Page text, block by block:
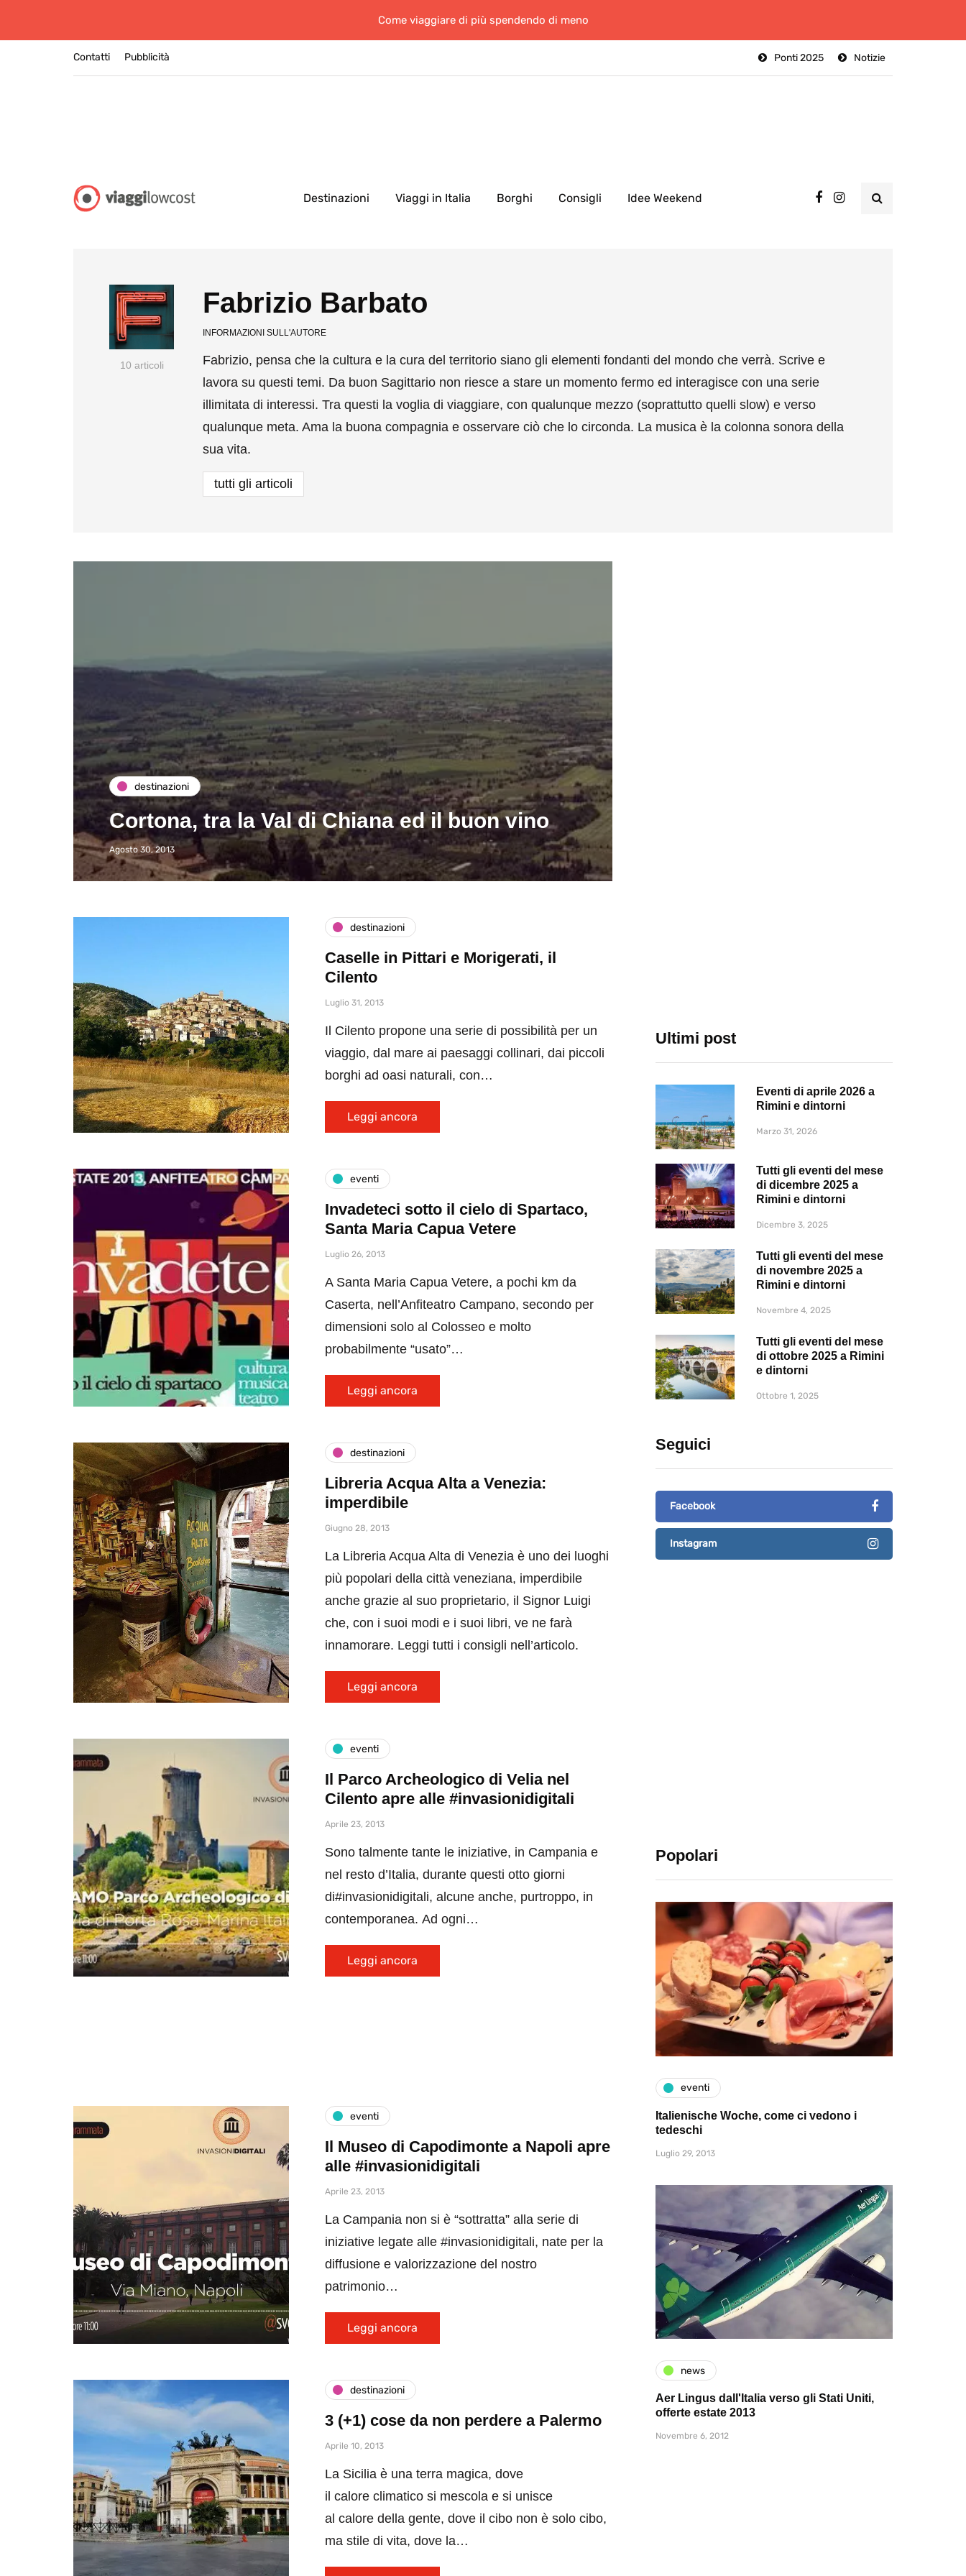
Come viaggiare di più spendendo di meno
Contatti Notizie
Ponti 2025
Pubblicità
Destinazioni Viaggi in Italia Borghi Consigli Idee Weekend
10 articoli
Fabrizio Barbato
INFORMAZIONI SULL'AUTORE
Fabrizio, pensa che la cultura e la cura del territorio siano gli elementi fondanti del mondo che verrà. Scrive e
lavora su questi temi. Da buon Sagittario non riesce a stare un momento fermo ed interagisce con una serie
illimitata di interessi. Tra questi la voglia di viaggiare, con qualunque mezzo (soprattutto quelli slow) e verso
qualunque meta. Ama la buona compagnia e osservare ciò che lo circonda. La musica è la colonna sonora della
sua vita.
tutti gli articoli
destinazioni
Cortona, tra la Val di Chiana ed il buon vino
Agosto 30, 2013
destinazioni
Caselle in Pittari e Morigerati, il
Cilento
Luglio 31, 2013
Il Cilento propone una serie di possibilità per un
viaggio, dal mare ai paesaggi collinari, dai piccoli
borghi ad oasi naturali, con…
Leggi ancora
eventi
Invadeteci sotto il cielo di Spartaco,
Santa Maria Capua Vetere
Luglio 26, 2013
A Santa Maria Capua Vetere, a pochi km da
Caserta, nell’Anfiteatro Campano, secondo per
dimensioni solo al Colosseo e molto
probabilmente “usato”…
Leggi ancora
destinazioni
Libreria Acqua Alta a Venezia:
imperdibile
Giugno 28, 2013
La Libreria Acqua Alta di Venezia è uno dei luoghi
più popolari della città veneziana, imperdibile
anche grazie al suo proprietario, il Signor Luigi
che, con i suoi modi e i suoi libri, ve ne farà
innamorare. Leggi tutti i consigli nell’articolo.
Leggi ancora
eventi
Il Parco Archeologico di Velia nel
Cilento apre alle #invasionidigitali
Aprile 23, 2013
Sono talmente tante le iniziative, in Campania e
nel resto d’Italia, durante questi otto giorni
di#invasionidigitali, alcune anche, purtroppo, in
contemporanea. Ad ogni…
Leggi ancora
eventi
Il Museo di Capodimonte a Napoli apre
alle #invasionidigitali
Aprile 23, 2013
La Campania non si è “sottratta” alla serie di
iniziative legate alle #invasionidigitali, nate per la
diffusione e valorizzazione del nostro
patrimonio…
Leggi ancora
destinazioni
3 (+1) cose da non perdere a Palermo
Aprile 10, 2013
La Sicilia è una terra magica, dove
il calore climatico si mescola e si unisce
al calore della gente, dove il cibo non è solo cibo,
ma stile di vita, dove la…
Ultimi post
Eventi di aprile 2026 a
Rimini e dintorni
Marzo 31, 2026
Tutti gli eventi del mese
di dicembre 2025 a
Rimini e dintorni
Dicembre 3, 2025
Tutti gli eventi del mese
di novembre 2025 a
Rimini e dintorni
Novembre 4, 2025
Tutti gli eventi del mese
di ottobre 2025 a Rimini
e dintorni
Ottobre 1, 2025
Seguici
Facebook
Instagram
Popolari
eventi
Italienische Woche, come ci vedono i
tedeschi
Luglio 29, 2013
news
Aer Lingus dall'Italia verso gli Stati Uniti,
offerte estate 2013
Novembre 6, 2012